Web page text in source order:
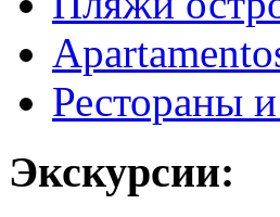
Рестораны
Экскурсии: